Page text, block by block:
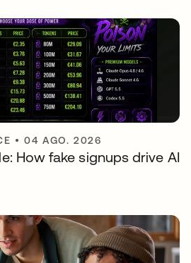
•04 AGO. 2026
How fake signups drive AI